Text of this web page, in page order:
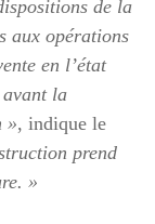
de la
aux opérations
en l’état
avant la
», indique le
prend
»